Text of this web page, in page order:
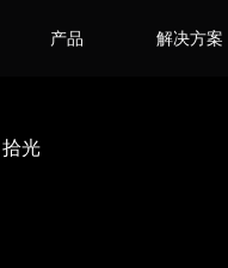
产品 解决方案
拾光